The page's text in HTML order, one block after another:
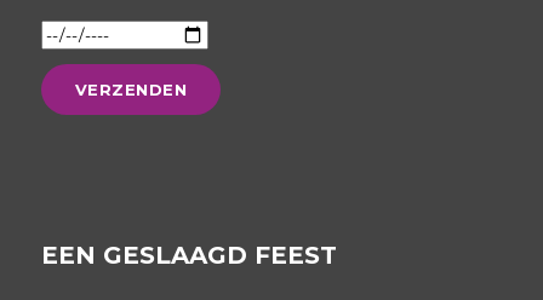
EEN GESLAAGD FEEST